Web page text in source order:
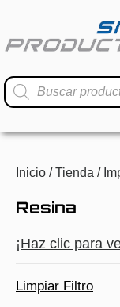
Inicio /Tienda /
Resina
¡Haz clic para
Limpiar Filtro